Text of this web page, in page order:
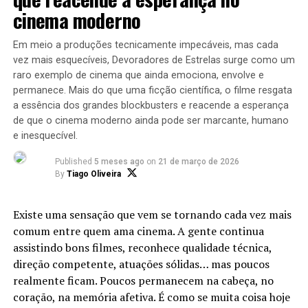
dos fãs
A Sony Pictures Brasil merece aplausos de pé.
Enquanto muitos estúdios tentam vender nostalgia
apenas como estratégia comercial, a campanha
brasileira de “Mestres do Universo” fez algo diferente:
ela entendeu o sentimento por trás da nostalgia.
No dia 25 de maio, os protagonistas Nicholas Galitzine
(He-Man) e Camila Mendes (Teela), ao lado do diretor
Travis Knight, desembarcaram em São Paulo para uma
anos. A Avenida Paulista foi transformada em uma
extensão de Eternia, com projeções gigantescas, eventos
para fãs, concursos de cosplay e uma celebração que
entrou para a história da cultura pop brasileira.
Mas o momento que arrepiou a espinha de quem cresceu
cinema moderno
Em meio a produções tecnicamente impecáveis, mas cada
vez mais esquecíveis, Devoradores de Estrelas surge como um
raro exemplo de cinema que ainda emociona, envolve e
permanece. Mais do que uma ficção científica, o filme resgata
a essência dos grandes blockbusters e reacende a esperança
de que o cinema moderno ainda pode ser marcante, humano
e inesquecível.
Published 5 meses ago on 21 de março de 2026
By Tiago Oliveira
Existe uma sensação que vem se tornando cada vez mais
comum entre quem ama cinema. A gente continua
assistindo bons filmes, reconhece qualidade técnica,
direção competente, atuações sólidas… mas poucos
realmente ficam. Poucos permanecem na cabeça, no
coração, na memória afetiva. É como se muita coisa hoje